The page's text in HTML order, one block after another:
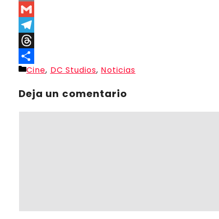
Copy
Link
Gmail
Telegram
Threads
Compartir
Categorías
Cine, DC Studios, Noticias
Deja un comentario